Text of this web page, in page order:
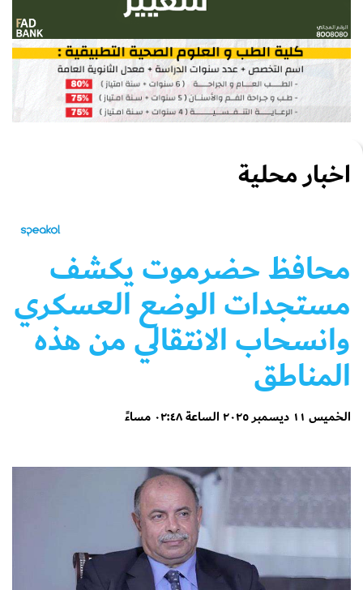
اخبار محلية
محافظ حضرموت يكشف
مستجدات الوضع العسكري
وانسحاب الانتقالي من هذه
المناطق
الخميس ١١ ديسمبر ٢٠٢٥ الساعة ٠٢:٤٨ مساءً